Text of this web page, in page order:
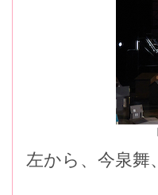
左から、今泉舞